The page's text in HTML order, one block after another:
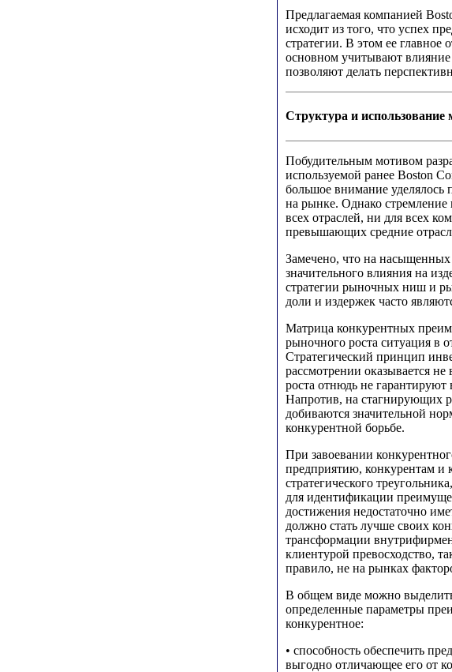
Предлагаемая компанией
исходит из того, что успех
стратегии. В этом ее
основном учитывают
позволяют делать
Структура и
Побудительным мотивом
используемой ранее Boston
большое внимание
на рынке. Однако стремление
всех отраслей, ни для всех
превышающих средние
Замечено, что на
значительного влияния на
стратегии рыночных ниш и
доли и издержек часто
Матрица конкурентных
рыночного роста ситуация в
Стратегический принцип
рассмотрении оказывается
роста отнюдь не
Напротив, на стагнирующих
добиваются значительной
конкурентной борьбе.
При завоевании
предприятию, конкурентам и
стратегического
для идентификации
достижения недостаточно
должно стать лучше своих
трансформации
клиентурой превосходство,
правило, не на рынках
В общем виде можно
определенные параметры
конкурентное:
• способность обеспечить
выгодно отличающее его от